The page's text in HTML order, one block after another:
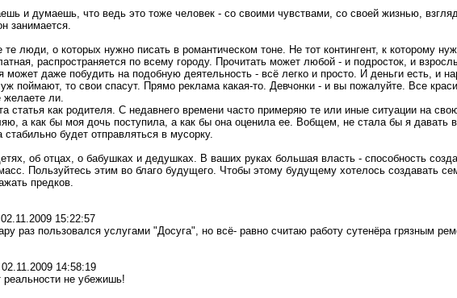
и думаешь, что ведь это тоже человек - со своими чувствами, со своей жизнью,
занимается.
люди, о которых нужно писать в романтическом тоне. Не тот контингент, к которому
распространяется по всему городу. Прочитать может любой - и подросток, и
может даже побудить на подобную деятельность - всё легко и просто. И деньги есть, и
поймают, то свои спасут. Прямо реклама какая-то. Девчонки - и вы пожалуйте. Все
желаете ли.
статья как родителя. С недавнего времени часто примеряю те или иные ситуации на
а как бы моя дочь поступила, а как бы она оценила ее. Вобщем, не стала бы я давать
стабильно будет отправляться в мусорку.
об отцах, о бабушках и дедушках. В ваших руках большая власть - способность
Пользуйтесь этим во благо будущего. Чтобы этому будущему хотелось создавать
предков.
15:22:57
раз пользовался услугами "Досуга", но всё- равно считаю работу сутенёра грязным
14:58:19
не убежишь!